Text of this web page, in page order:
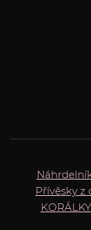
Přívěsky z